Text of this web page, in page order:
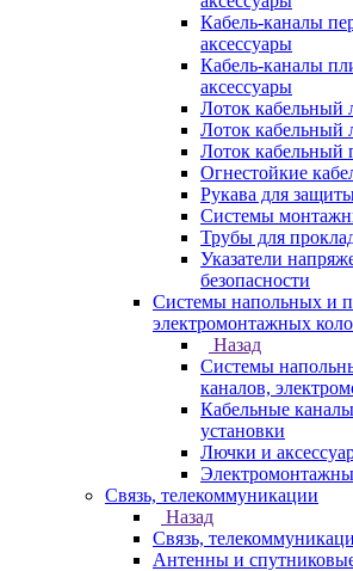
Кабель-каналы
аксессуары
Кабель-каналы
аксессуары
Лоток кабельный
Лоток кабельный
Лоток кабельный
Огнестойкие
Рукава для
Системы
Трубы для
Указатели
безопасности
Системы напольных и
электромонтажных
Назад
Системы
каналов,
Кабельные
установки
Лючки и
Связь, телекоммуникации
Назад
Связь,
Антенны и